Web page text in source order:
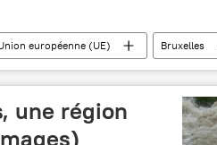
européenne (UE)
Bruxelles
une région